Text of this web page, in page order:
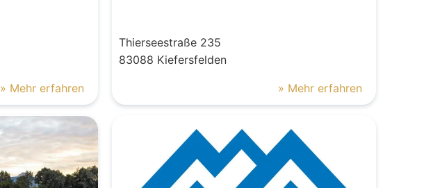
» Mehr erfahren
Thierseestraße 235
83088 Kiefersfelden
» Mehr erfahren